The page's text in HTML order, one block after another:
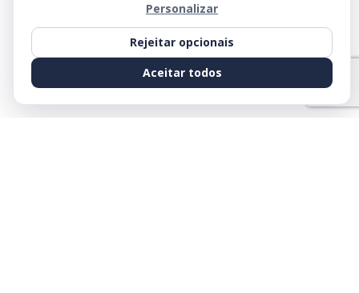
Personalizar
Rejeitar opcionais
Aceitar todos